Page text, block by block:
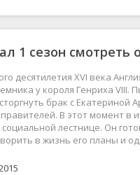
Боевики
Детективы
Драмы
1 сезон смотреть
десятилетия XVI века
у короля Генриха
брак с Екатериной
В этот момент в
лестнице. Он
в жизнь его планы и